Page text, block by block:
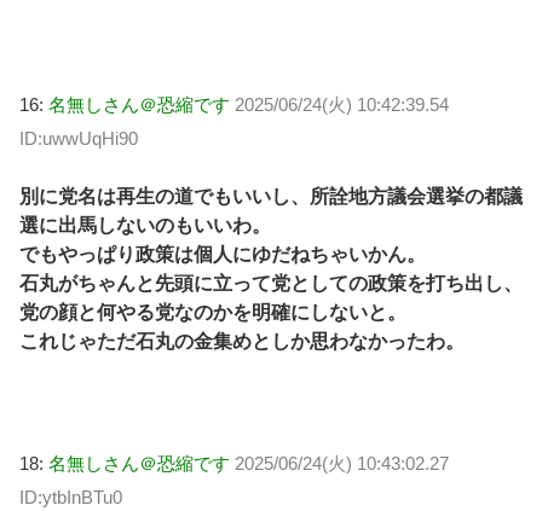
16: 名無しさん＠恐縮です 2025/06/24(火) 10:42:39.54
ID:uwwUqHi90
別に党名は再生の道でもいいし、所詮地方議会選挙の都議
選に出馬しないのもいいわ。
でもやっぱり政策は個人にゆだねちゃいかん。
石丸がちゃんと先頭に立って党としての政策を打ち出し、
党の顔と何やる党なのかを明確にしないと。
これじゃただ石丸の金集めとしか思わなかったわ。
18: 名無しさん＠恐縮です 2025/06/24(火) 10:43:02.27
ID:ytbInBTu0